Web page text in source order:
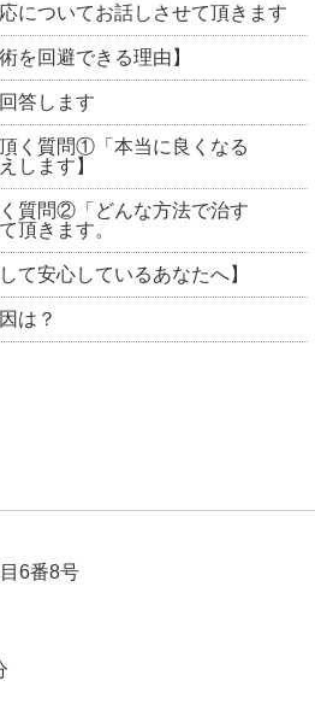
についてお話しさせて頂きます
を回避できる理由】
答します
頂く質問①「本当に良くなる
します】
質問②「どんな方法で治す
頂きます。
て安心しているあなたへ】
は？
6番8号